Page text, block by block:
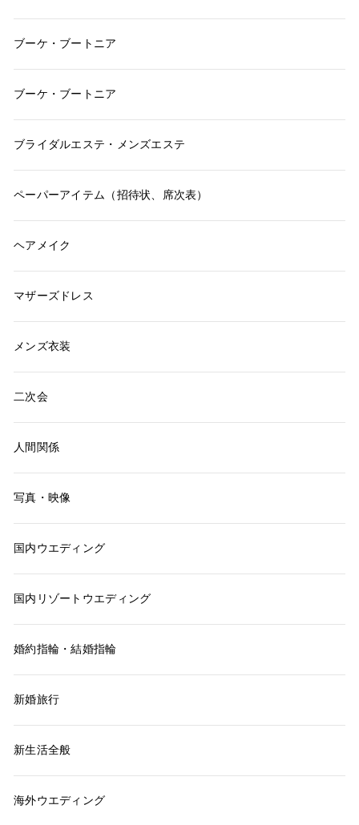
ブーケ・ブートニア
ブーケ・ブートニア
ブライダルエステ・メンズエステ
ペーパーアイテム（招待状、席次表）
ヘアメイク
マザーズドレス
メンズ衣装
二次会
人間関係
写真・映像
国内ウエディング
国内リゾートウエディング
婚約指輪・結婚指輪
新婚旅行
新生活全般
海外ウエディング